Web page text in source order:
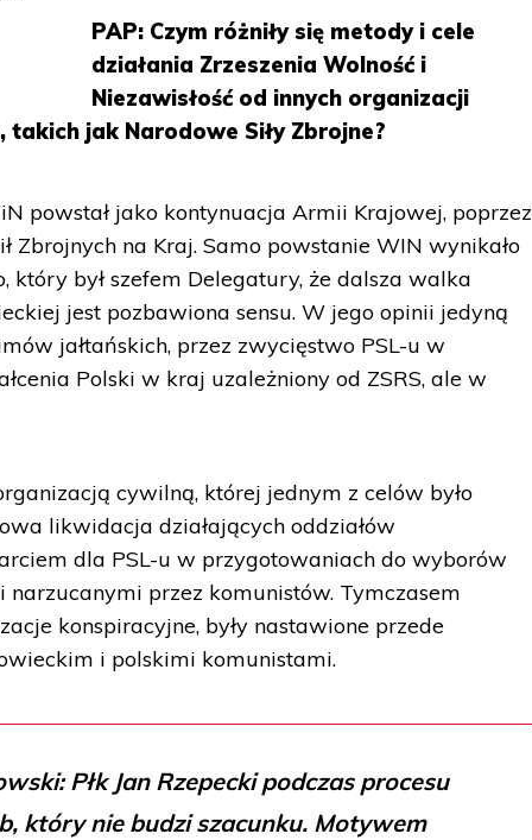
PAP: Czym różniły się metody i cele
działania Zrzeszenia Wolność i
Niezawisłość od innych organizacji
jak Narodowe Siły Zbrojne?
powstał jako kontynuacja Armii Krajowej, poprzez
Zbrojnych na Kraj. Samo powstanie WIN wynikało
który był szefem Delegatury, że dalsza walka
jest pozbawiona sensu. W jego opinii jedyną
jałtańskich, przez zwycięstwo PSL-u w
Polski w kraj uzależniony od ZSRS, ale w
cywilną, której jednym z celów było
likwidacja działających oddziałów
dla PSL-u w przygotowaniach do wyborów
narzucanymi przez komunistów. Tymczasem
konspiracyjne, były nastawione przede
i polskimi komunistami.
Płk Jan Rzepecki podczas procesu
który nie budzi szacunku. Motywem